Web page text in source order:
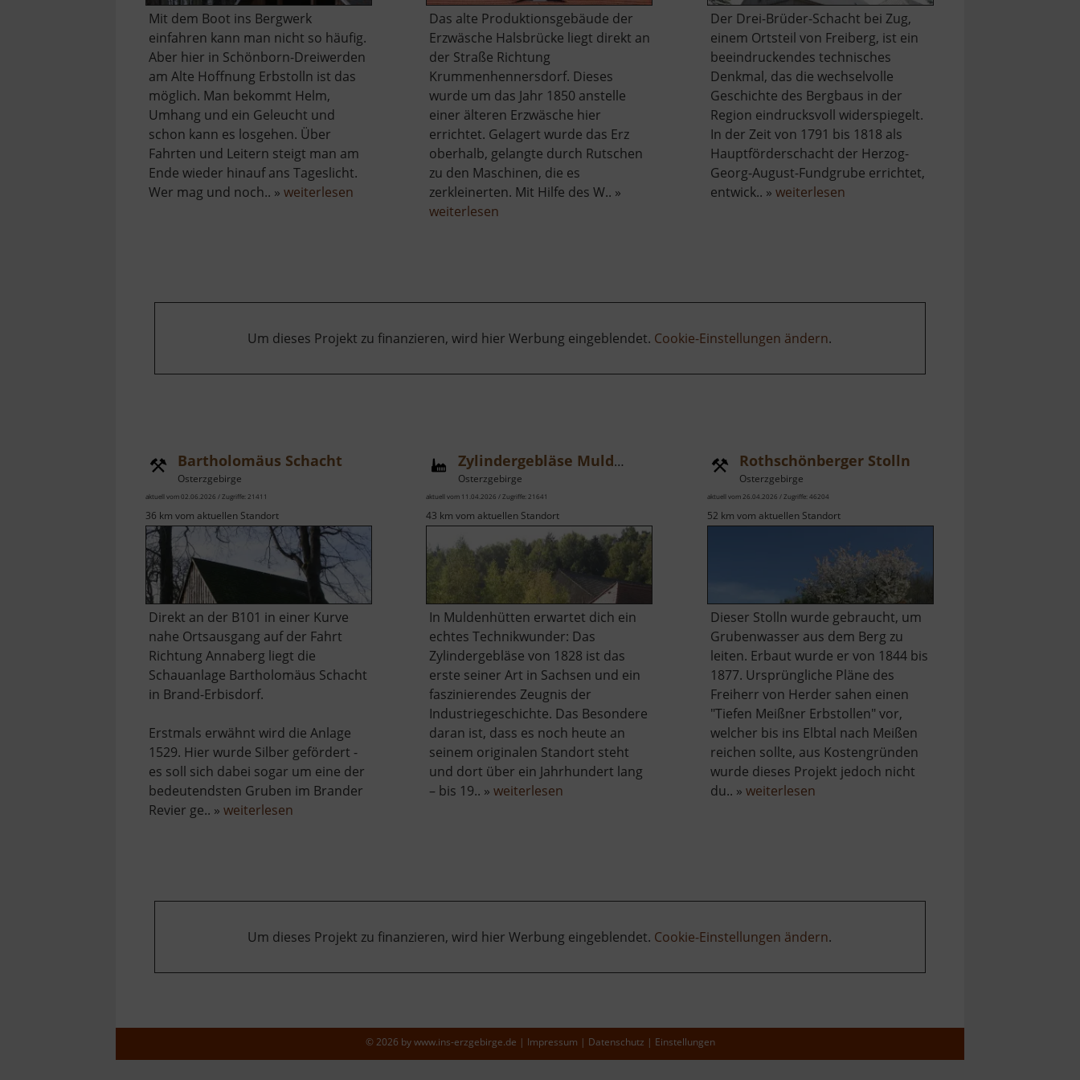
Mit dem Boot ins Bergwerk
einfahren kann man nicht so häufig.
Aber hier in Schönborn-Dreiwerden
am Alte Hoffnung Erbstolln ist das
möglich. Man bekommt Helm,
Umhang und ein Geleucht und
schon kann es losgehen. Über
Fahrten und Leitern steigt man am
Ende wieder hinauf ans Tageslicht.
Wer mag und noch.. » weiterlesen
Das alte Produktionsgebäude der
Erzwäsche Halsbrücke liegt direkt an
der Straße Richtung
Krummenhennersdorf. Dieses
wurde um das Jahr 1850 anstelle
einer älteren Erzwäsche hier
errichtet. Gelagert wurde das Erz
oberhalb, gelangte durch Rutschen
zu den Maschinen, die es
zerkleinerten. Mit Hilfe des W.. »
weiterlesen
Der Drei-Brüder-Schacht bei Zug,
einem Ortsteil von Freiberg, ist ein
beeindruckendes technisches
Denkmal, das die wechselvolle
Geschichte des Bergbaus in der
Region eindrucksvoll widerspiegelt.
In der Zeit von 1791 bis 1818 als
Hauptförderschacht der Herzog-
Georg-August-Fundgrube errichtet,
entwick.. » weiterlesenüber
Um dieses Projekt zu finanzieren, wird hier Werbung eingeblendet. Cookie-Einstellungen ändern.
Bartholomäus Schacht
Osterzgebirge
aktuell vom 02.06.2026 / Zugriffe: 21411
36 km vom aktuellen Standort
Direkt an der B101 in einer Kurve
nahe Ortsausgang auf der Fahrt
Richtung Annaberg liegt die
Schauanlage Bartholomäus Schacht
in Brand-Erbisdorf.
Erstmals erwähnt wird die Anlage
1529. Hier wurde Silber gefördert -
es soll sich dabei sogar um eine der
bedeutendsten Gruben im Brander
Revier ge.. » weiterlesen
Zylindergebläse Muldenhütten
Osterzgebirge
aktuell vom 11.04.2026 / Zugriffe: 21641
43 km vom aktuellen Standort
In Muldenhütten erwartet dich ein
echtes Technikwunder: Das
Zylindergebläse von 1828 ist das
erste seiner Art in Sachsen und ein
faszinierendes Zeugnis der
Industriegeschichte. Das Besondere
daran ist, dass es noch heute an
seinem originalen Standort steht
und dort über ein Jahrhundert lang
– bis 19.. »weiterlesen
Rothschönberger Stolln
Osterzgebirge
aktuell vom 26.04.2026 / Zugriffe: 46204
52 km vom aktuellen Standort
Dieser Stolln wurde gebraucht, um
Grubenwasser aus dem Berg zu
leiten. Erbaut wurde er von 1844 bis
1877. Ursprüngliche Pläne des
Freiherr von Herder sahen einen
"Tiefen Meißner Erbstollen" vor,
welcher bis ins Elbtal nach Meißen
reichen sollte, aus Kostengründen
wurde dieses Projekt jedoch nicht
du.. » weiterlesenüber
Um dieses Projekt zu finanzieren, wird hier Werbung eingeblendet. Cookie-Einstellungen ändern.
© 2026 bywww.ins-erzgebirge.de | Impressum | Datenschutz | Einstellungen